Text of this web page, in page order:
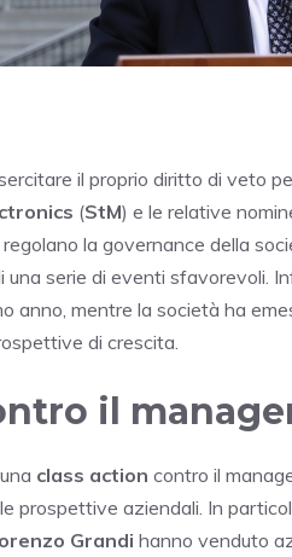
il proprio diritto di veto
(StM) e le relative
la governance della
serie di eventi sfavorevoli.
anno, mentre la società ha
di crescita.
il
class action contro il
prospettive aziendali. In
Grandi hanno venduto